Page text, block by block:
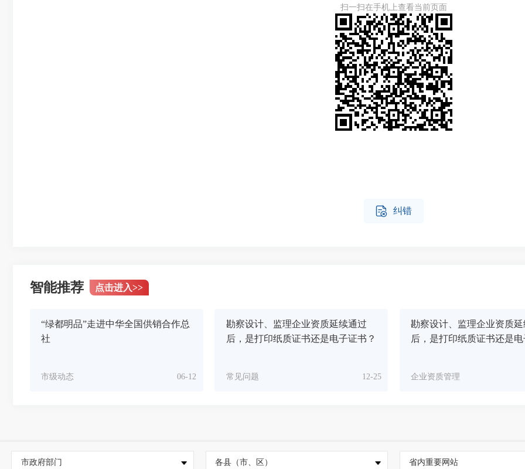
扫一扫在手机上查看当前页面
 纠错
智能推荐 点击进入>>
“绿都明品”走进中华全国供销合作总
社
06-12
市级动态
勘察设计、监理企业资质延续通过
后，是打印纸质证书还是电子证书？
12-25
常见问题
勘察设计、监理企业资质延
后，是打印纸质证书还是电
企业资质管理
市政府部门 各县（市、区） 省内重要网站